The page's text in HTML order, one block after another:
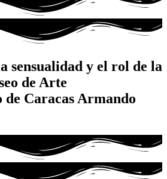
sensualidad y el rol de la
de Arte
de Caracas Armando